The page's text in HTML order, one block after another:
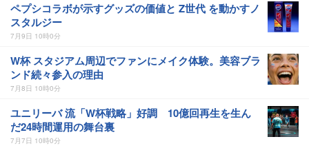
ペプシコラボが示すグッズの価値と Z世代 を動かすノ
スタルジー
7月9日 10時0分
W杯 スタジアム周辺でファンにメイク体験。美容ブラ
ンド続々参入の理由
7月8日 10時0分
ユニリーバ 流「W杯戦略」好調 10億回再生を生ん
だ24時間運用の舞台裏
7月7日 10時0分